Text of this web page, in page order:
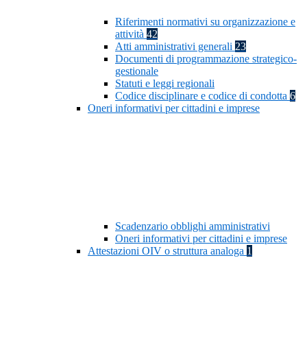
Riferimenti normativi su organizzazione e
attività 42
Atti amministrativi generali 23
Documenti di programmazione strategico-
gestionale
Statuti e leggi regionali
Codice disciplinare e codice di condotta 6
Oneri informativi per cittadini e imprese
Scadenzario obblighi amministrativi
Oneri informativi per cittadini e imprese
Attestazioni OIV o struttura analoga 1